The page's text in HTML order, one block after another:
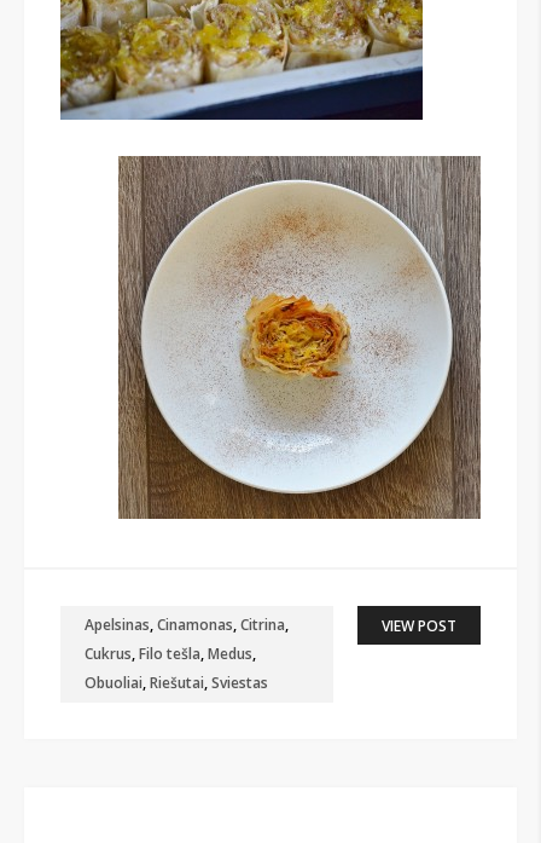
Apelsinas,Cinamonas,Citrina,
Cukrus,Filo tešla,Medus,
Obuoliai,Riešutai,Sviestas
VIEW POST